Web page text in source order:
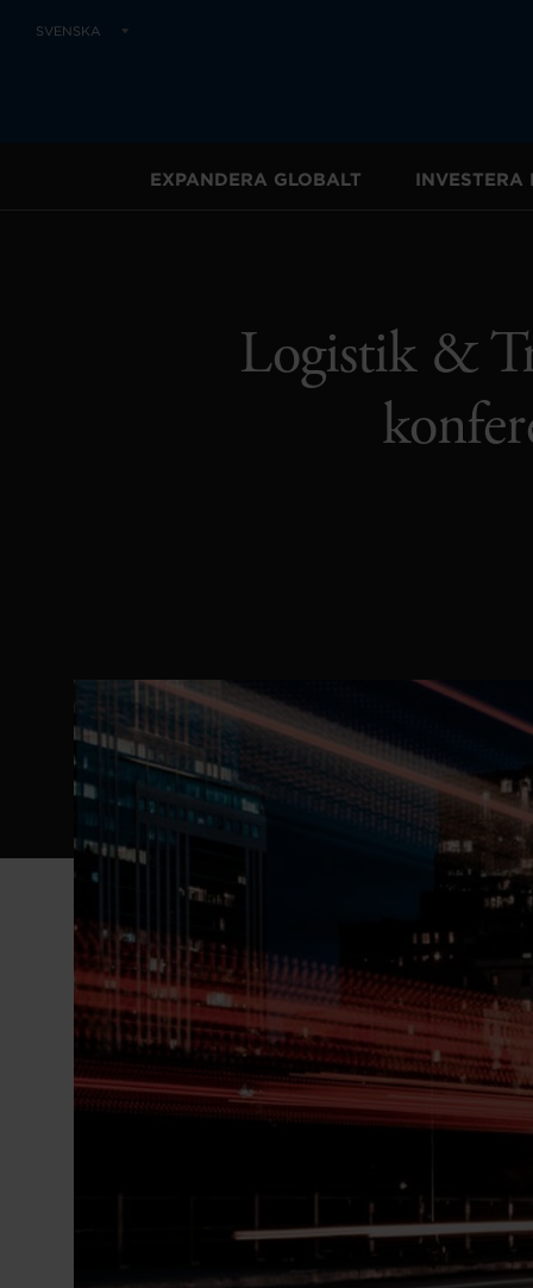
SVENSKA
EXPANDERA GLOBALT INVESTERA
Logistik &